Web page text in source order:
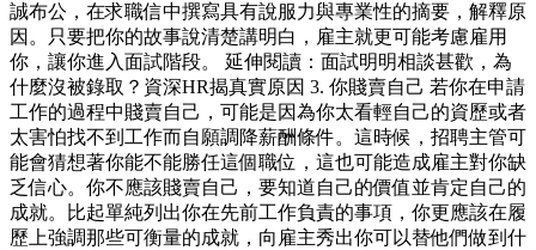
誠布公，在求職信中撰寫具有說服力與專業性的摘要，解釋原
因。只要把你的故事說清楚講明白，雇主就更可能考慮雇用
你，讓你進入面試階段。 延伸閱讀：面試明明相談甚歡，為
什麼沒被錄取？資深HR揭真實原因 3. 你賤賣自己 若你在申請
工作的過程中賤賣自己，可能是因為你太看輕自己的資歷或者
太害怕找不到工作而自願調降薪酬條件。這時候，招聘主管可
能會猜想著你能不能勝任這個職位，這也可能造成雇主對你缺
乏信心。你不應該賤賣自己，要知道自己的價值並肯定自己的
成就。比起單純列出你在先前工作負責的事項，你更應該在履
歷上強調那些可衡量的成就，向雇主秀出你可以替他們做到什